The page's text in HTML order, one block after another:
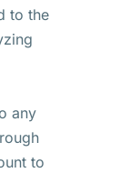
to the
any
to